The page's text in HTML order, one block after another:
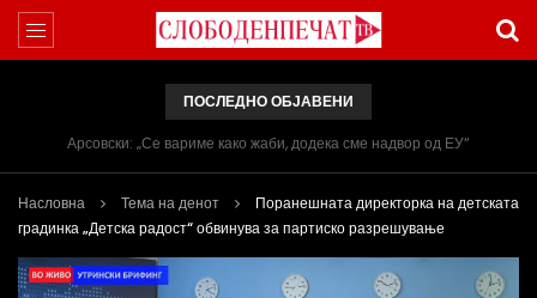
ПОСЛЕДНО ОБЈАВЕНИ
Арсовски: „Се вариме како жаби, додека сме надвор од ЕУ“
Насловна Тема на денот
Поранешната директорка на детската
градинка „Детска радост“ обвинува за партиско разрешување